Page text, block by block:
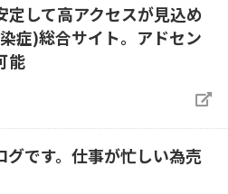
定して高アクセスが見込め
症)総合サイト。アドセン
能
グです。仕事が忙しい為売